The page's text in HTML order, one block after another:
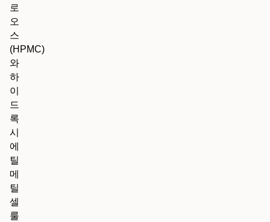
로
오
스
(HPMC)
와
하
이
드
록
시
에
틸
메
틸
셀
룰